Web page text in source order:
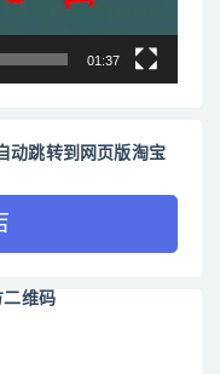
01:37
动跳转到网页版淘宝
二维码